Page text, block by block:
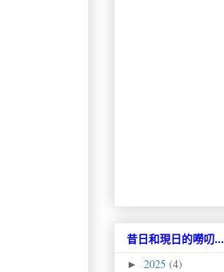
昔日和現日的嘮叨...
► 2025 (4)